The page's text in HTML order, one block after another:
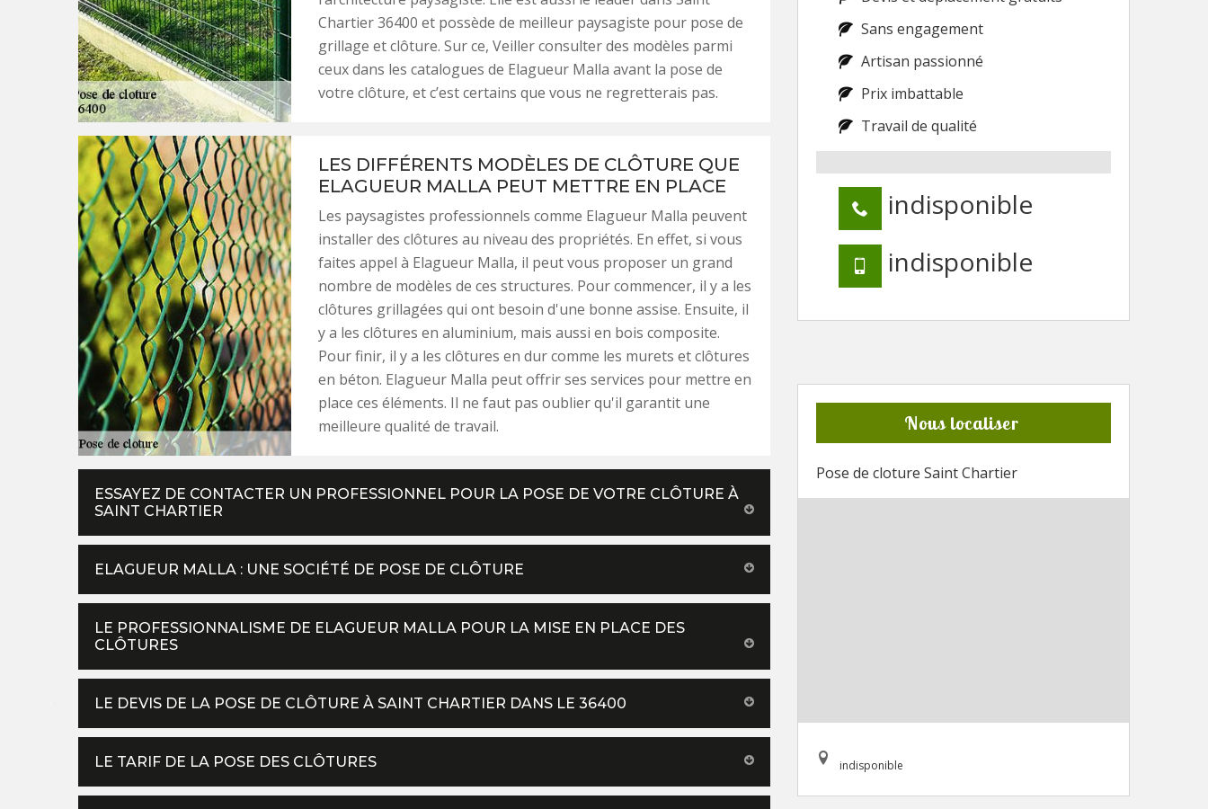
Chartier 36400 et possède de meilleur paysagiste pour pose de
grillage et clôture. Sur ce, Veiller consulter des modèles parmi
ceux dans les catalogues de Elagueur Malla avant la pose de
votre clôture, et c’est certains que vous ne regretterais pas.
LES DIFFÉRENTS MODÈLES DE CLÔTURE QUE
ELAGUEUR MALLA PEUT METTRE EN PLACE
Les paysagistes professionnels comme Elagueur Malla peuvent
installer des clôtures au niveau des propriétés. En effet, si vous
faites appel à Elagueur Malla, il peut vous proposer un grand
nombre de modèles de ces structures. Pour commencer, il y a les
clôtures grillagées qui ont besoin d'une bonne assise. Ensuite, il
y a les clôtures en aluminium, mais aussi en bois composite.
Pour finir, il y a les clôtures en dur comme les murets et clôtures
en béton. Elagueur Malla peut offrir ses services pour mettre en
place ces éléments. Il ne faut pas oublier qu'il garantit une
meilleure qualité de travail.
ESSAYEZ DE CONTACTER UN PROFESSIONNEL POUR LA POSE DE VOTRE CLÔTURE À
SAINT CHARTIER
ELAGUEUR MALLA : UNE SOCIÉTÉ DE POSE DE CLÔTURE
LE PROFESSIONNALISME DE ELAGUEUR MALLA POUR LA MISE EN PLACE DES
CLÔTURES
LE DEVIS DE LA POSE DE CLÔTURE À SAINT CHARTIER DANS LE 36400
LE TARIF DE LA POSE DES CLÔTURES
Sans engagement
Artisan passionné
Prix imbattable
Travail de qualité
indisponible
indisponible
Nous localiser
Pose de cloture Saint Chartier
indisponible